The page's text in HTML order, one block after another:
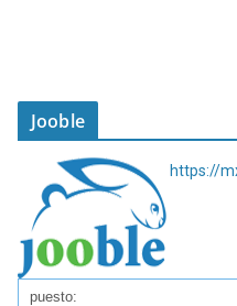
Jooble
https://
puesto: